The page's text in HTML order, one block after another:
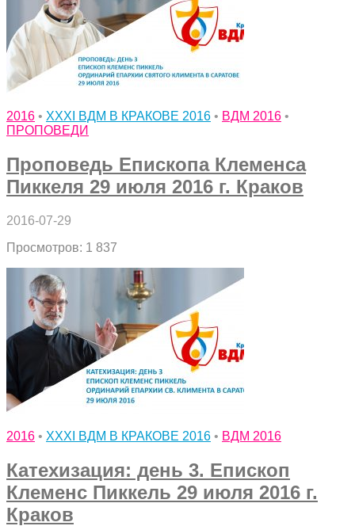
2016 • XXXI ВДМ В КРАКОВЕ 2016 • ВДМ 2016 •
ПРОПОВЕДИ
Проповедь Епископа Клеменса
Пиккеля 29 июля 2016 г. Краков
2016-07-29
Просмотров: 1 837
2016 • XXXI ВДМ В КРАКОВЕ 2016 • ВДМ 2016
Катехизация: день 3. Епископ
Клеменс Пиккель 29 июля 2016 г.
Краков